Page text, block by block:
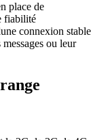
place de
fiabilité
connexion stable
ou leur